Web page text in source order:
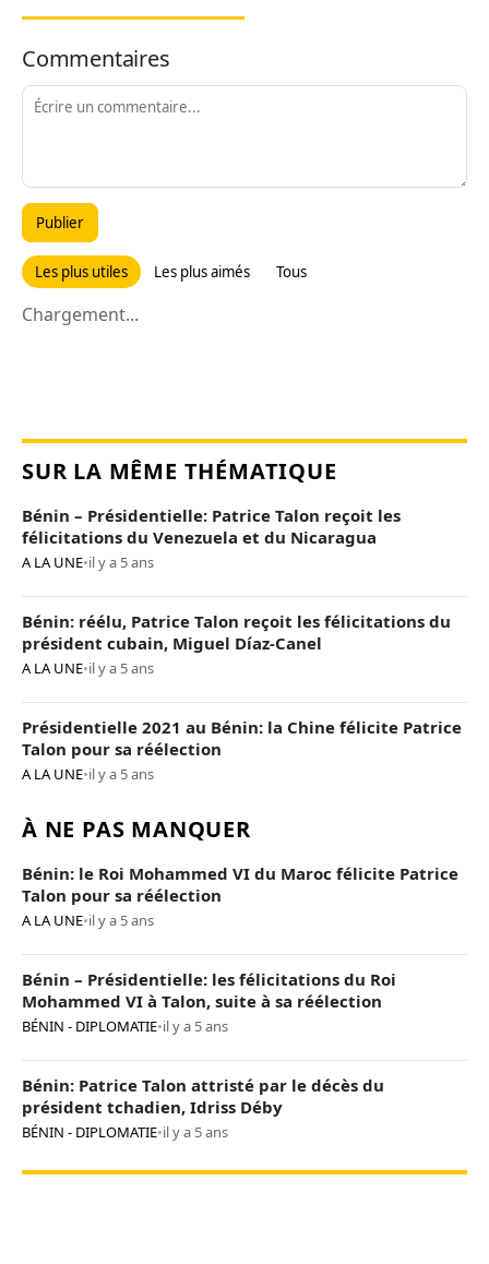
Commentaires
Publier
Les plus utiles Les plus aimés Tous
Chargement...
SUR LA MÊME THÉMATIQUE
Bénin – Présidentielle: Patrice Talon reçoit les
félicitations du Venezuela et du Nicaragua
A LA UNE•il y a 5 ans
Bénin: réélu, Patrice Talon reçoit les félicitations du
président cubain, Miguel Díaz-Canel
A LA UNE•il y a 5 ans
Présidentielle 2021 au Bénin: la Chine félicite Patrice
Talon pour sa réélection
A LA UNE•il y a 5 ans
À NE PAS MANQUER
Bénin: le Roi Mohammed VI du Maroc félicite Patrice
Talon pour sa réélection
A LA UNE•il y a 5 ans
Bénin – Présidentielle: les félicitations du Roi
Mohammed VI à Talon, suite à sa réélection
BÉNIN - DIPLOMATIE•il y a 5 ans
Bénin: Patrice Talon attristé par le décès du
président tchadien, Idriss Déby
BÉNIN - DIPLOMATIE•il y a 5 ans